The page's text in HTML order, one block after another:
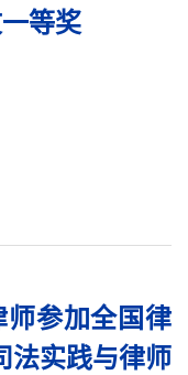
等奖
参加全国律
法实践与律师